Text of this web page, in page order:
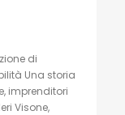
di
Una storia
imprenditori
Visone,